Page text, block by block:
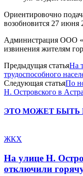
Ориентировочно
возобновится 27 июня
Администрация ООО
извинения жителям
Предыдущая статьяНа
трудоспособного
Следующая статьяПо
Н. Островского в
ЭТО МОЖЕТ БЫТЬ
ЖКХ
На улице Н.
отключили